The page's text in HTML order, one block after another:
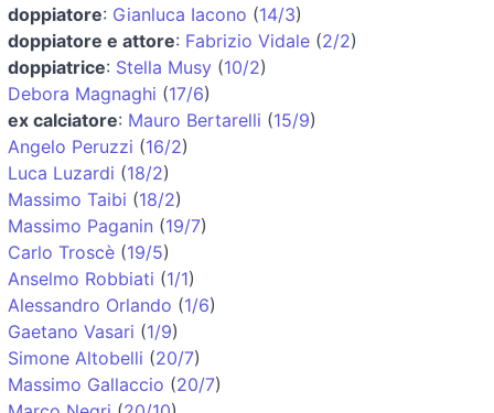
doppiatore: Gianluca Iacono (14/3)
doppiatore e attore: Fabrizio Vidale (2/2)
doppiatrice: Stella Musy (10/2)
Debora Magnaghi (17/6)
ex calciatore: Mauro Bertarelli (15/9)
Angelo Peruzzi (16/2)
Luca Luzardi (18/2)
Massimo Taibi (18/2)
Massimo Paganin (19/7)
Carlo Troscè (19/5)
Anselmo Robbiati (1/1)
Alessandro Orlando (1/6)
Gaetano Vasari (1/9)
Simone Altobelli (20/7)
Massimo Gallaccio (20/7)